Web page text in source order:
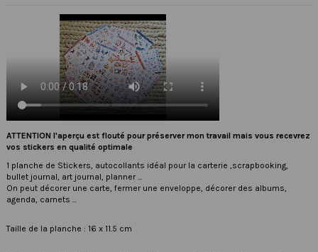
ATTENTION l'aperçu est flouté pour préserver mon travail mais vous recevrez
vos stickers en qualité optimale
1 planche de Stickers, autocollants idéal pour la carterie ,scrapbooking,
bullet journal, art journal, planner ...
On peut décorer une carte, fermer une enveloppe, décorer des albums,
agenda, carnets ...
Taille de la planche : 16 x 11.5 cm